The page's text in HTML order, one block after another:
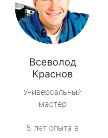
Всеволод
Краснов
Универсальный
мастер
8 лет опыта в